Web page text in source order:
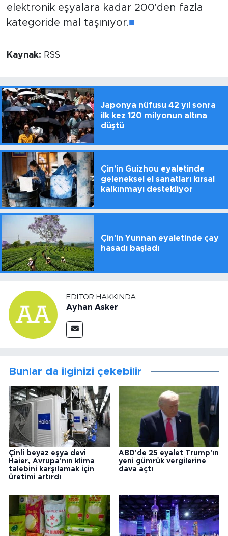
elektronik eşyalara kadar 200'den fazla
kategoride mal taşınıyor.■
Kaynak: RSS
Japonya nüfusu 42 yıl sonra
ilk kez 120 milyonun altına
düştü
Çin'in Guizhou eyaletinde
geleneksel el sanatları kırsal
kalkınmayı destekliyor
Çin'in Yunnan eyaletinde çay
hasadı başladı
EDITÖR HAKKINDA
Ayhan Asker
Bunlar da ilginizi çekebilir
Çinli beyaz eşya devi
Haier, Avrupa'nın klima
talebini karşılamak için
üretimi artırdı
ABD'de 25 eyalet Trump'ın
yeni gümrük vergilerine
dava açtı